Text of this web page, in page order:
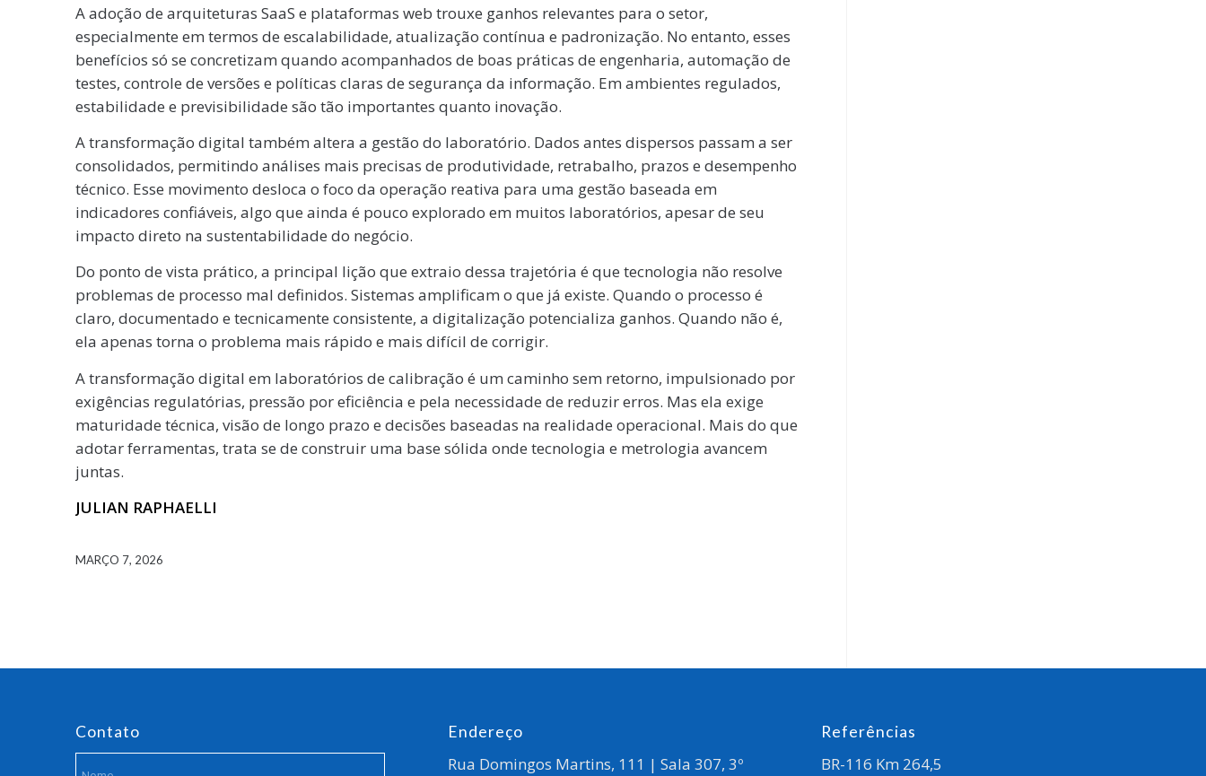
A adoção de arquiteturas SaaS e plataformas web trouxe ganhos relevantes para o setor,
especialmente em termos de escalabilidade, atualização contínua e padronização. No entanto, esses
benefícios só se concretizam quando acompanhados de boas práticas de engenharia, automação de
testes, controle de versões e políticas claras de segurança da informação. Em ambientes regulados,
estabilidade e previsibilidade são tão importantes quanto inovação.
A transformação digital também altera a gestão do laboratório. Dados antes dispersos passam a ser
consolidados, permitindo análises mais precisas de produtividade, retrabalho, prazos e desempenho
técnico. Esse movimento desloca o foco da operação reativa para uma gestão baseada em
indicadores confiáveis, algo que ainda é pouco explorado em muitos laboratórios, apesar de seu
impacto direto na sustentabilidade do negócio.
Do ponto de vista prático, a principal lição que extraio dessa trajetória é que tecnologia não resolve
problemas de processo mal definidos. Sistemas amplificam o que já existe. Quando o processo é
claro, documentado e tecnicamente consistente, a digitalização potencializa ganhos. Quando não é,
ela apenas torna o problema mais rápido e mais difícil de corrigir.
A transformação digital em laboratórios de calibração é um caminho sem retorno, impulsionado por
exigências regulatórias, pressão por eficiência e pela necessidade de reduzir erros. Mas ela exige
maturidade técnica, visão de longo prazo e decisões baseadas na realidade operacional. Mais do que
adotar ferramentas, trata se de construir uma base sólida onde tecnologia e metrologia avancem
juntas.
JULIAN RAPHAELLI
MARÇO 7, 2026
Contato Endereço
Rua Domingos Martins, 111 | Sala 307, 3º
Referências
BR-116 Km 264,5